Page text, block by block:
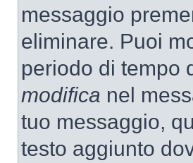
messaggio
eliminare. Puoi
periodo di tempo
modifica nel
tuo messaggio,
testo aggiunto